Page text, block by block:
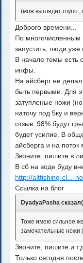
(мож выглядит глупо ,
Доброго времени...
По многочисленным
запустить, люди
В начале темы есть
инфы.
На айсберг не
быть первыми. Для
затупленые ножи
наточу под 5ку и
отзыв. 98% будут
будет усилие. В
айсберга и на поток
Звоните, пишите в
В сб на воде буду
http://altfishing-cl...-
Ссылка на блог
DyadyaPasha
Тоже имею сильное
замечательные ножи )
Звоните, пишите и
Только сегодня